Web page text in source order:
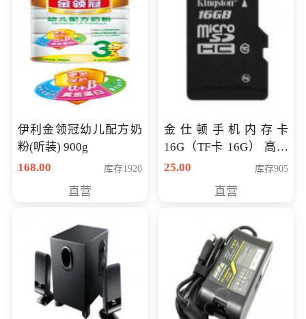
伊利金领冠幼儿配方奶
粉(听装) 900g
168.00
库存1920
直营
金仕顿手机内存卡
16G（TF卡 16G） 高速
卡 CLASS 10
25.00 库存905
直营